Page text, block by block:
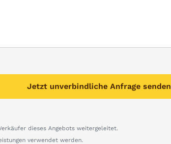
Jetzt unverbindliche Anfrage senden
dieses Angebots weitergeleitet.
verwendet werden.